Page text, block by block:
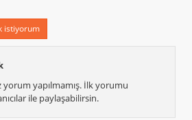
istiyorum
yapılmamış. İlk yorumu
ile paylaşabilirsin.